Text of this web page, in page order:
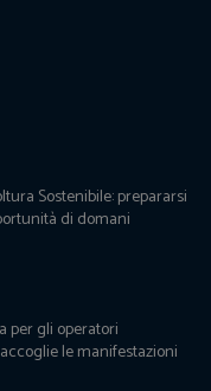
Sostenibile: prepararsi
di domani
per gli operatori
le manifestazioni